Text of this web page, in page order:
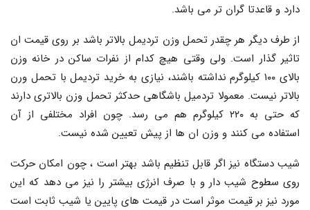
دارد و قاعدتا گران تر می باشد.
از طرف دیگر هر چقدر تحمل وزن تردیمل بالاتر باشد بر روی قیمت ان
تاثیر گذار است. ولی وقتی هیچ کدام از نفرات ساکن در خانه وزن
بالای ۱۰۰ کیلوگرم نداشته باشند، نیازی به خرید تردیمل با تحمل ورن
بالاتر نیست. معمولا تردمیل باشگاهی حدکثر تحمل وزن بالاتری دارند
که حتی به ۲۲۰ کیلوگرم هم می رسد. چون افراد مختلفی از آن
استفاده می کنند و وزن ان ها از پیش تعیین شده نیست.
شیب دستگاه نیز اگر قابل تنظیم باشد بهتر است ، چون امکان حرکت
روی سطوح شیب دار و با صرف انرژی بیشتر را نیز می دهد که این
مورد نیز بر قیمت موثر است در قیمت های پایین یا شیب ثابت است